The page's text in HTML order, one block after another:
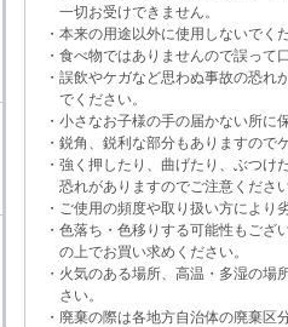
一切お受けできません。
・本来の用途以外に使用しないでく
・食べ物ではありませんので誤って
・誤飲やケガなど思わぬ事故の恐れ
でください。
・小さなお子様の手の届かない所に
・鋭角、鋭利な部分もありますので
・強く押したり、曲げたり、ぶつけ
恐れがありますのでご注意くださ
・ご使用の頻度や取り扱い方により
・色落ち・色移りする可能性もござ
の上でお買い求めください。
・火気のある場所、高温・多湿の場
さい。
・廃棄の際は各地方自治体の廃棄区